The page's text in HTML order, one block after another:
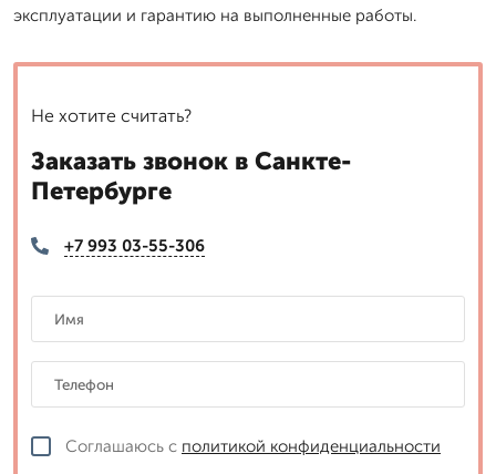
эксплуатации и гарантию на выполненные работы.
Не хотите считать?
Заказать звонок в Санкте-
Петербурге
+7 993 03-55-306
Соглашаюсь с политикой конфиденциальности